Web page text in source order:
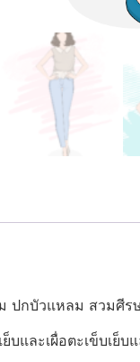
ปกบัวแหลม สวมศีร
บและเผื่อตะเข็บเย็บ